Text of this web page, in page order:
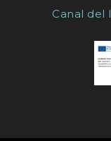
Canal del